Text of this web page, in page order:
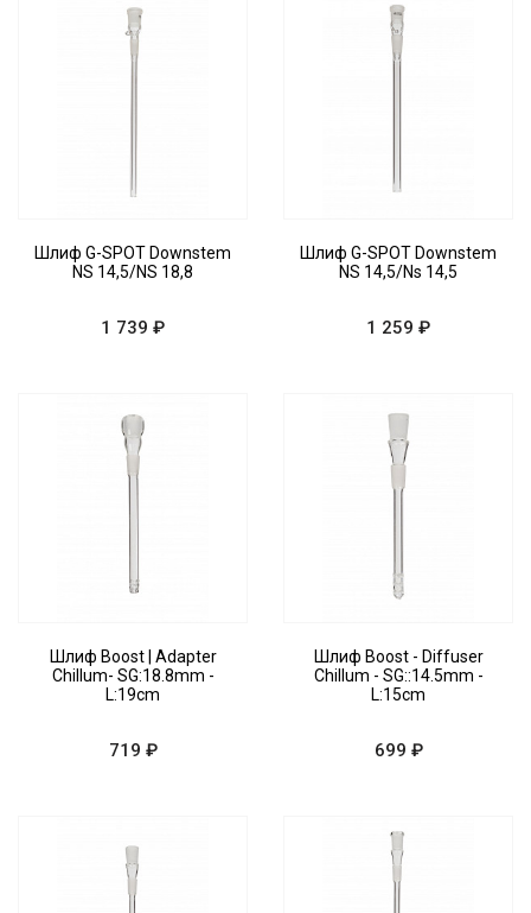
Шлиф G-SPOT Downstem
NS 14,5/NS 18,8
1 739 ₽
Шлиф G-SPOT Downstem
NS 14,5/Ns 14,5
1 259 ₽
Шлиф Boost | Adapter
Chillum- SG:18.8mm -
L:19cm
719 ₽
Шлиф Boost - Diffuser
Chillum - SG::14.5mm -
L:15cm
699 ₽